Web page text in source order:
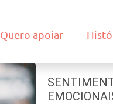
Quero apoiar